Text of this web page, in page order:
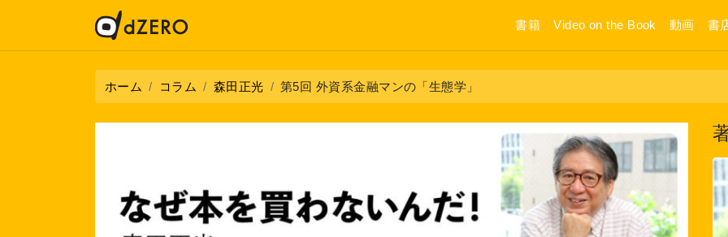
書籍 Video on the Book 動画 書
ホーム コラム 森田正光 第5回 外資系金融マンの「生態学」